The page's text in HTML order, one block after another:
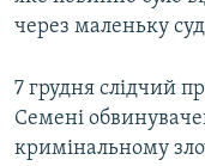
через маленьку
7 грудня слідчий
Семені
кримінальному